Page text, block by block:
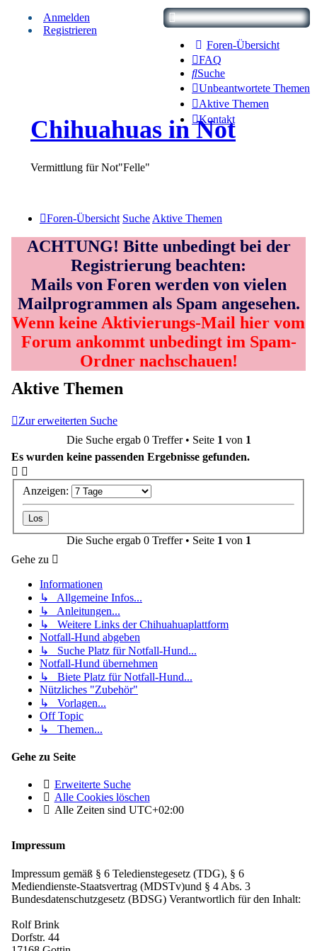
Foren-Übersicht
FAQ
Suche
Unbeantwortete Themen
Aktive Themen
Kontakt
Anmelden
Registrieren
Chihuahuas in Not
Vermittlung für Not"Felle"
Foren-Übersicht Suche Aktive Themen
ACHTUNG! Bitte unbedingt bei der
Registrierung beachten:
Mails von Foren werden von vielen
Mailprogrammen als Spam angesehen.
Wenn keine Aktivierungs-Mail hier vom
Forum ankommt unbedingt im Spam-
Ordner nachschauen!
Aktive Themen
Zur erweiterten Suche
Die Suche ergab 0 Treffer • Seite 1 von 1
Es wurden keine passenden Ergebnisse gefunden.
Anzeigen:
Die Suche ergab 0 Treffer • Seite 1 von 1
Gehe zu
Informationen
↳ Allgemeine Infos...
↳ Anleitungen...
↳ Weitere Links der Chihuahuaplattform
Notfall-Hund abgeben
↳ Suche Platz für Notfall-Hund...
Notfall-Hund übernehmen
↳ Biete Platz für Notfall-Hund...
Nützliches "Zubehör"
↳ Vorlagen...
Off Topic
↳ Themen...
Gehe zu Seite
Erweiterte Suche
Alle Cookies löschen
Alle Zeiten sind UTC+02:00
Impressum
Impressum gemäß § 6 Teledienstegesetz (TDG), § 6
Mediendienste-Staatsvertrag (MDSTv)und § 4 Abs. 3
Bundesdatenschutzgesetz (BDSG) Verantwortlich für den Inhalt:
Rolf Brink
Dorfstr. 44